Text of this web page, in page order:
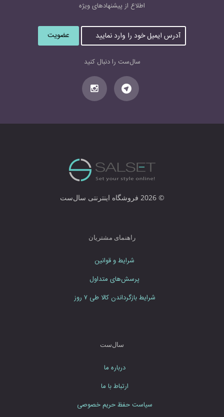
اطلاع از پیشنهاد‌های‌ ویژه
آ
د
ر
س
ی
م
ی
خ
ا
و
ر
م
ی
د
سال‌ست را دنبال کنید
© 2026 فروشگاه اینترنتی سال‌ست
راهنمای مشتریان
شرایط و قوانین
پرسش‌های متداول
شرایط بازگرداندن کالا طی ۷ روز
سال‌ست
درباره ما
ارتباط با ما
سیاست حفظ حریم خصوصی